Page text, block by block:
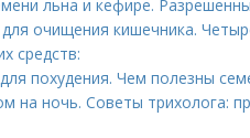
льна и кефире.
очищения кишечника.
средств:
похудения. Чем полезны
на ночь. Советы трихолога: